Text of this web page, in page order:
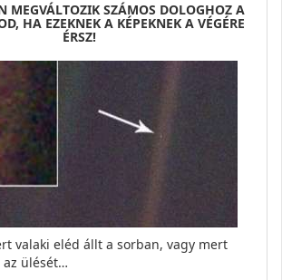
MEGVÁLTOZIK SZÁMOS DOLOGHOZ A
HA EZEKNEK A KÉPEKNEK A VÉGÉRE
ÉRSZ!
valaki eléd állt a sorban, vagy mert
ülését…